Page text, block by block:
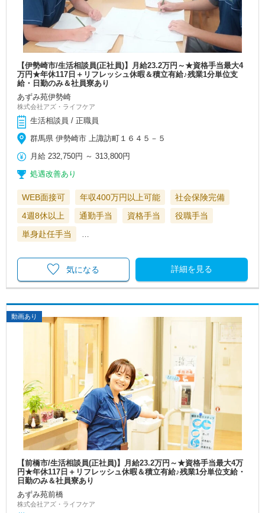
【伊勢崎市/生活相談員(正社員)】月給23.2万円～★資格手当最大4
万円★年休117日＋リフレッシュ休暇＆積立有給♪残業1分単位支
給・日勤のみ＆社員寮あり
あずみ苑伊勢崎
株式会社アズ・ライフケア
生活相談員 / 正職員
群馬県 伊勢崎市 上諏訪町１６４５－５
月給 232,750円 ～313,800円
処遇改善あり
WEB面接可 年収400万円以上可能
社会保険完備
4週8休以上
通勤手当 資格手当
役職手当
単身赴任手当
詳細を見る
気になる
動画あり
【前橋市/生活相談員(正社員)】月給23.2万円～★資格手当最大4万
円★年休117日＋リフレッシュ休暇＆積立有給♪残業1分単位支給・
日勤のみ＆社員寮あり
あずみ苑前橋
株式会社アズ・ライフケア